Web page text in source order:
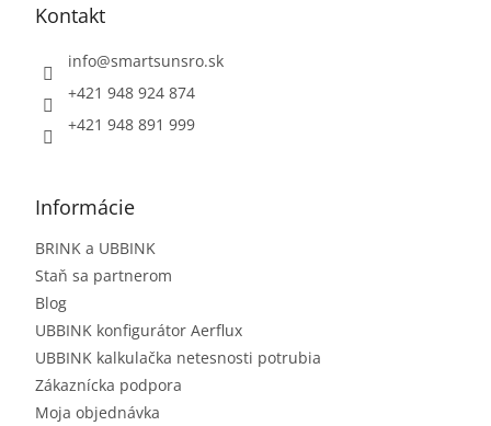
Kontakt
info@smartsunsro.sk
+421 948 924 874
+421 948 891 999
Informácie
BRINK a UBBINK
Staň sa partnerom
Blog
UBBINK konfigurátor Aerflux
UBBINK kalkulačka netesnosti potrubia
Zákaznícka podpora
Moja objednávka